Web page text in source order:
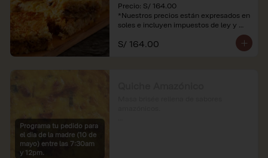
Precio: S/ 164.00
*Nuestros precios están expresados en
soles e incluyen impuestos de ley y
S/ 164.00
Programa tu pedido para
el dia de la madre (10 de
mayo) entre las 7:30am
y 12pm.